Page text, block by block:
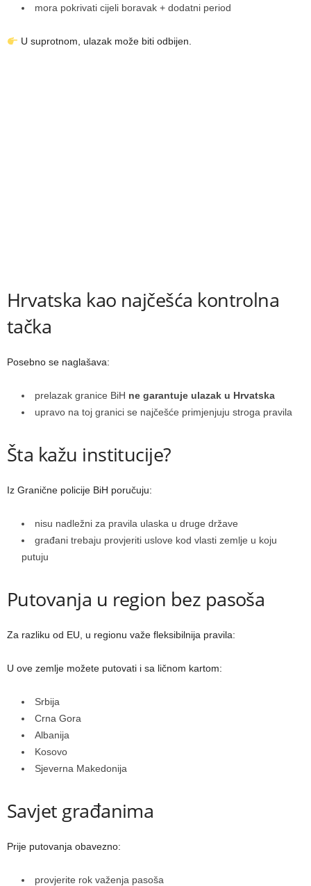
mora pokrivati cijeli boravak + dodatni period
U suprotnom, ulazak može biti odbijen.
Hrvatska kao najčešća kontrolna
tačka
Posebno se naglašava:
prelazak granice BiH ne garantuje ulazak u Hrvatska
upravo na toj granici se najčešće primjenjuju stroga pravila
Šta kažu institucije?
Iz Granične policije BiH poručuju:
nisu nadležni za pravila ulaska u druge države
građani trebaju provjeriti uslove kod vlasti zemlje u koju
putuju
Putovanja u region bez pasoša
Za razliku od EU, u regionu važe fleksibilnija pravila:
U ove zemlje možete putovati i sa ličnom kartom:
Srbija
Crna Gora
Albanija
Kosovo
Sjeverna Makedonija
Savjet građanima
Prije putovanja obavezno:
provjerite rok važenja pasoša